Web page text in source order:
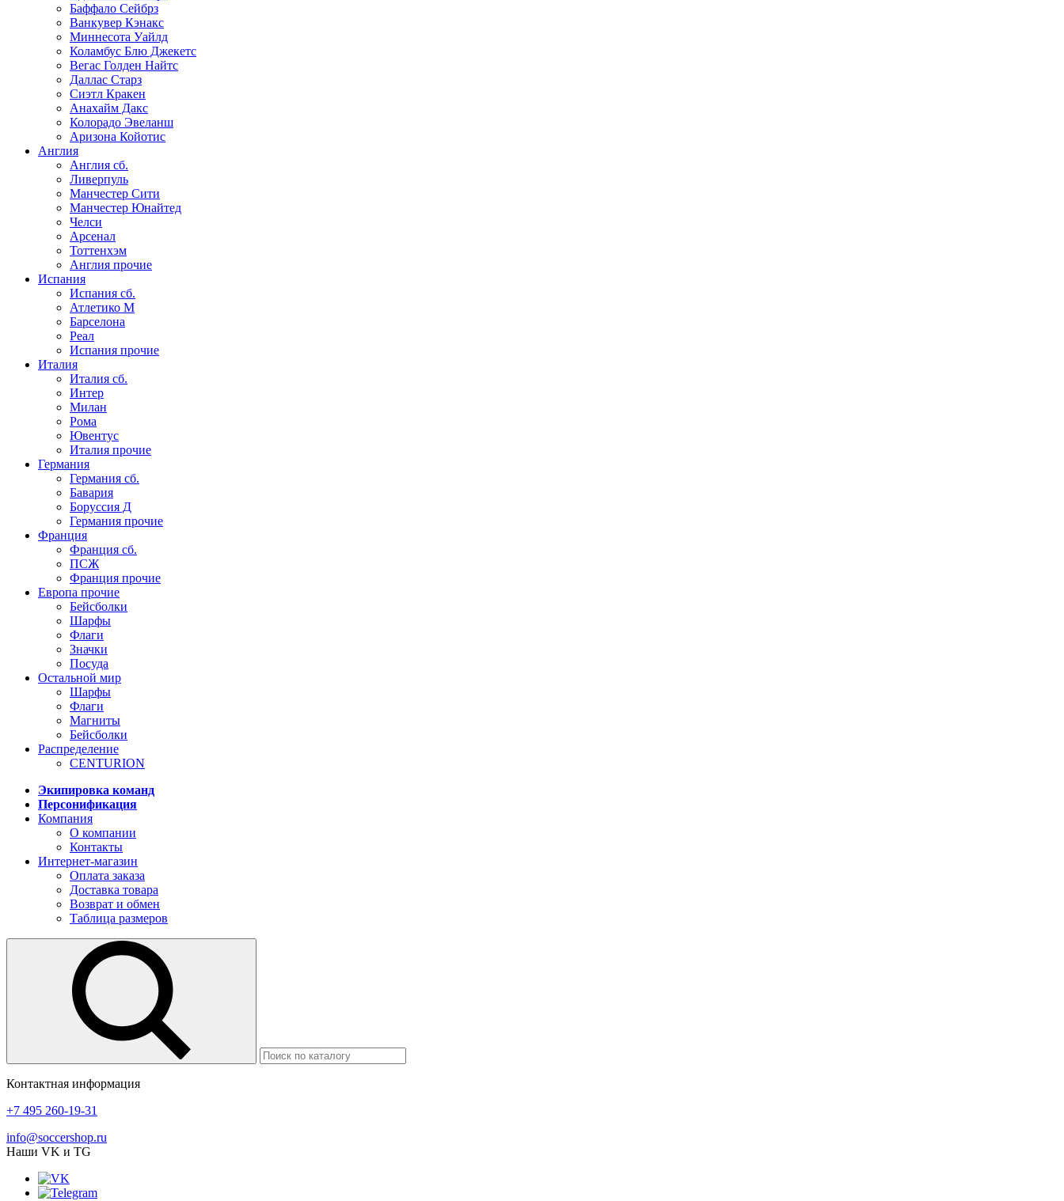
Баффало Сейбрз
Ванкувер Кэнакс
Миннесота Уайлд
Коламбус Блю Джекетс
Вегас Голден Найтс
Даллас Старз
Сиэтл Кракен
Анахайм Дакс
Колорадо Эвеланш
Аризона Койотис
Англия
Англия сб.
Ливерпуль
Манчестер Сити
Манчестер Юнайтед
Челси
Арсенал
Тоттенхэм
Англия прочие
Испания
Испания сб.
Атлетико М
Барселона
Реал
Испания прочие
Италия
Италия сб.
Интер
Милан
Рома
Ювентус
Италия прочие
Германия
Германия сб.
Бавария
Боруссия Д
Германия прочие
Франция
Франция сб.
ПСЖ
Франция прочие
Европа прочие
Бейсболки
Шарфы
Флаги
Значки
Посуда
Остальной мир
Шарфы
Флаги
Магниты
Бейсболки
Распределение
CENTURION
Экипировка команд
Персонификация
Компания
О компании
Контакты
Интернет-магазин
Оплата заказа
Доставка товара
Возврат и обмен
Таблица размеров
Контактная информация
+7 495 260-19-31
info@soccershop.ru
Наши VK и TG